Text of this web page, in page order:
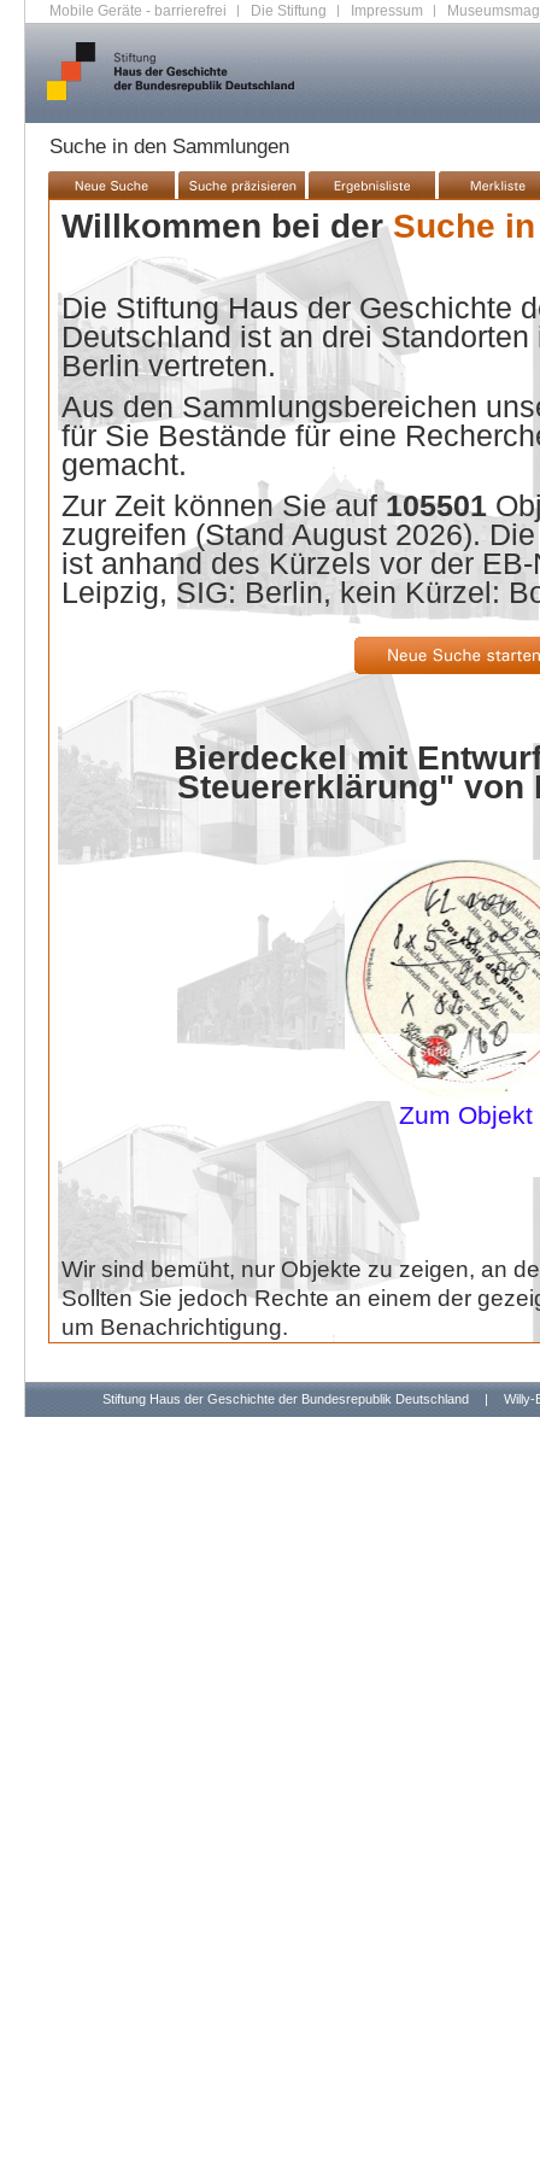
Mobile Geräte - barrierefrei | Die Stiftung | Impressum |
Suche in den Sammlungen
Willkommen bei derSuche
Die Stiftung Haus der Geschichte
Deutschland ist an drei
Berlin vertreten.
Aus den Sammlungsbereichen
für Sie Bestände für eine
gemacht.
Zur Zeit können Sie auf 105501
zugreifen (Stand August 2026).
ist anhand des Kürzels vor der
Leipzig, SIG: Berlin, kein Kürzel:
Bierdeckel mit
Steuererklärung" von
Zum Objekt
Wir sind bemüht, nur Objekte zu zeigen, an
Sollten Sie jedoch Rechte an einem der
um Benachrichtigung.
Stiftung Haus der Geschichte der Bundesrepublik Deutschland | Willy-